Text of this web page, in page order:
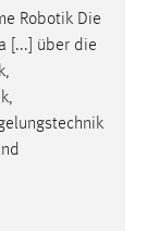
Robotik Die
[...] über die